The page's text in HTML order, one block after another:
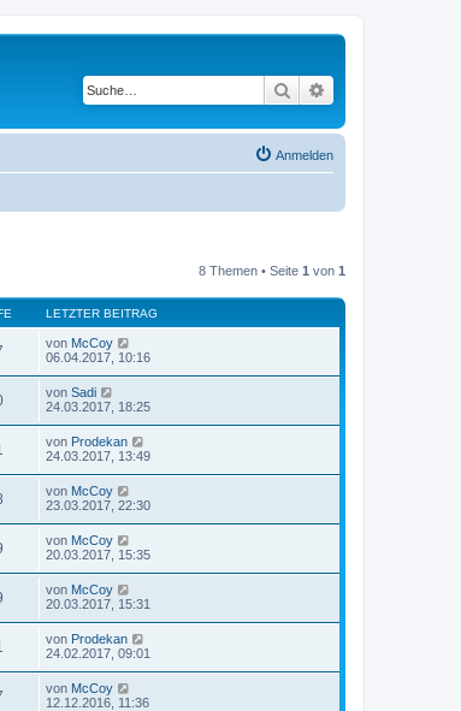
Suche
Anmelden
8 Themen • Seite 1 von 1
LETZTER BEITRAG
von McCoy
06.04.2017, 10:16
von Sadi
24.03.2017, 18:25
von Prodekan
24.03.2017, 13:49
von McCoy
23.03.2017, 22:30
von McCoy
20.03.2017, 15:35
von McCoy
20.03.2017, 15:31
von Prodekan
24.02.2017, 09:01
von McCoy
12.12.2016, 11:36